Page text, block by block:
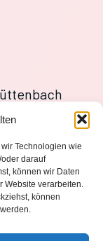
Technologien wie
darauf
können wir Daten
Website verarbeiten.
können